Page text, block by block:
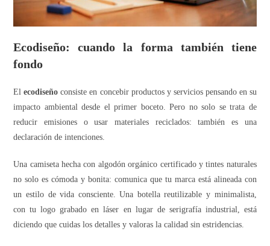
Ecodiseño: cuando la forma también tiene
fondo
Elecodiseñoconsiste en concebir productos y servicios pensando en su
impacto ambiental desde el primer boceto. Pero no solo se trata de
reducir emisiones o usar materiales reciclados: también es una
declaración de intenciones.
Una camiseta hecha con algodón orgánico certificado y tintes naturales
no solo es cómoda y bonita: comunica que tu marca está alineada con
un estilo de vida consciente. Una botella reutilizable y minimalista,
con tu logo grabado en láser en lugar de serigrafía industrial, está
diciendo que cuidas los detalles y valoras la calidad sin estridencias.